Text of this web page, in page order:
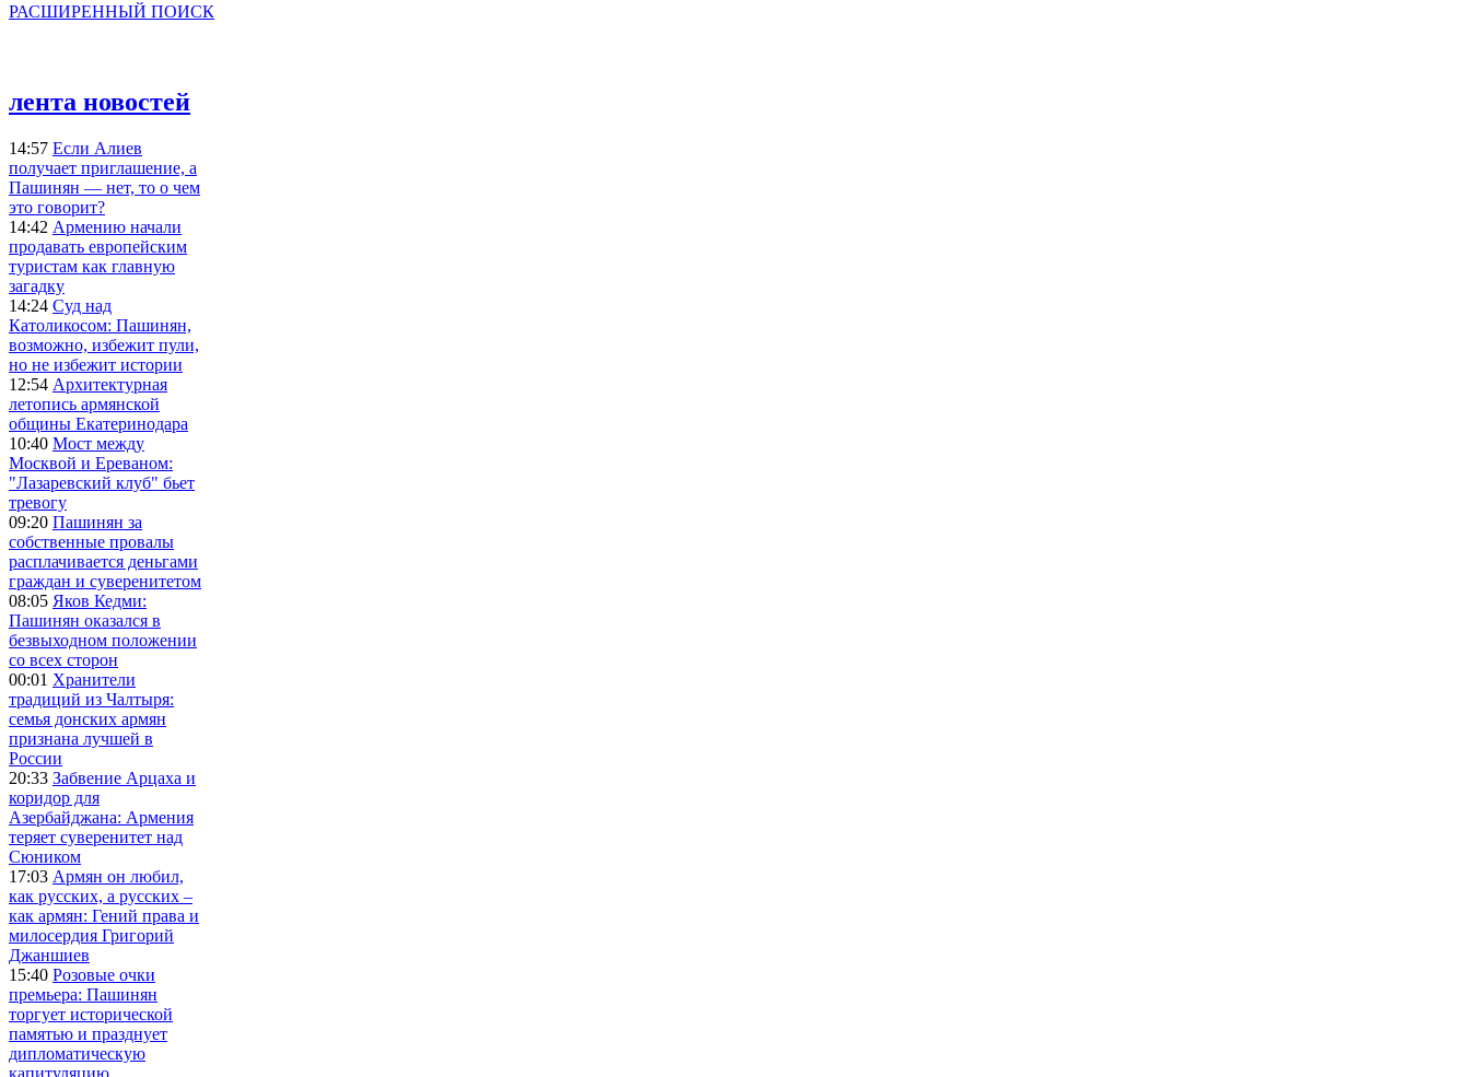
РАСШИРЕННЫЙ ПОИСК
лента новостей
14:57 Если Алиев
получает приглашение, а
Пашинян — нет, то о чем
это говорит?
14:42 Армению начали
продавать европейским
туристам как главную
загадку
14:24 Суд над
Католикосом: Пашинян,
возможно, избежит пули,
но не избежит истории
12:54 Архитектурная
летопись армянской
общины Екатеринодара
10:40 Мост между
Москвой и Ереваном:
"Лазаревский клуб" бьет
тревогу
09:20 Пашинян за
собственные провалы
расплачивается деньгами
граждан и суверенитетом
08:05 Яков Кедми:
Пашинян оказался в
безвыходном положении
со всех сторон
00:01 Хранители
традиций из Чалтыря:
семья донских армян
признана лучшей в
России
20:33 Забвение Арцаха и
коридор для
Азербайджана: Армения
теряет суверенитет над
Сюником
17:03 Армян он любил,
как русских, а русских –
как армян: Гений права и
милосердия Григорий
Джаншиев
15:40 Розовые очки
премьера: Пашинян
торгует исторической
памятью и празднует
дипломатическую
капитуляцию